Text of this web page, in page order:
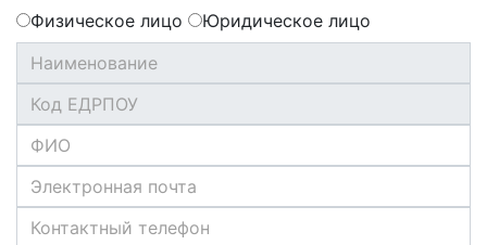
Физическое лицо
Юридическое лицо